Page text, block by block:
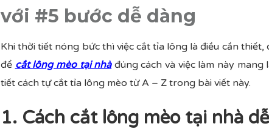
với #5 bước dễ dàng
Khi thời tiết nóng bức thì việc cắt tỉa lông là điều cần thiết,
để cắt lông mèo tại nhàđúng cách và việc làm này mang
tiết cách tự cắt tỉa lông mèo từ A – Z trong bài viết này.
1. Cách cắt lông mèo tại nhà